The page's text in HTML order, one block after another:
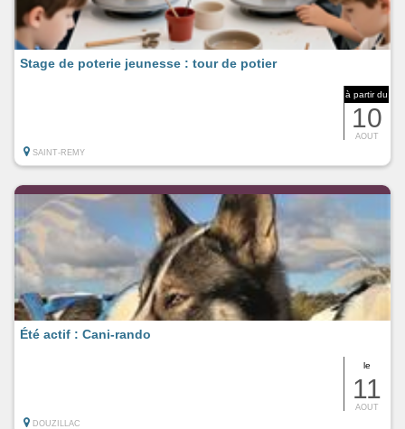
à partir du
10
AOUT
Stage de poterie jeunesse : tour de potier
SAINT-REMY
le
11
AOUT
Été actif : Cani-rando
DOUZILLAC